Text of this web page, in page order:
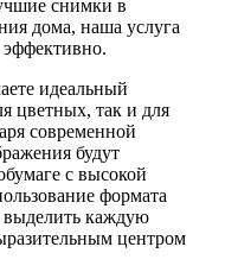
снимки в
дома, наша услуга
эффективно.
идеальный
цветных, так и для
современной
будут
с высокой
формата
выделить каждую
центром